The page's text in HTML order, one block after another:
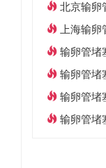
北京输卵
上海输卵
输卵管堵
输卵管堵
输卵管堵
输卵管堵